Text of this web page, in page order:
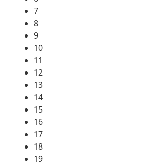
7
8
9
10
11
12
13
14
15
16
17
18
19